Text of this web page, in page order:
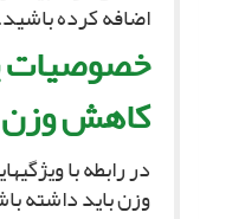
اضافه کرده
خصوصیات
کاهش
در رابطه با
وزن باید داشته